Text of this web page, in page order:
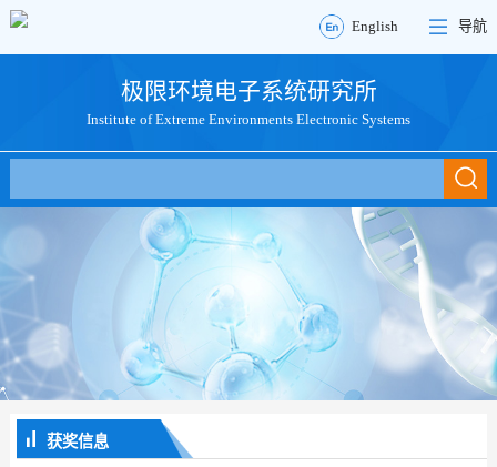
English 导航
极限环境电子系统研究所
Institute of Extreme Environments Electronic Systems
获奖信息